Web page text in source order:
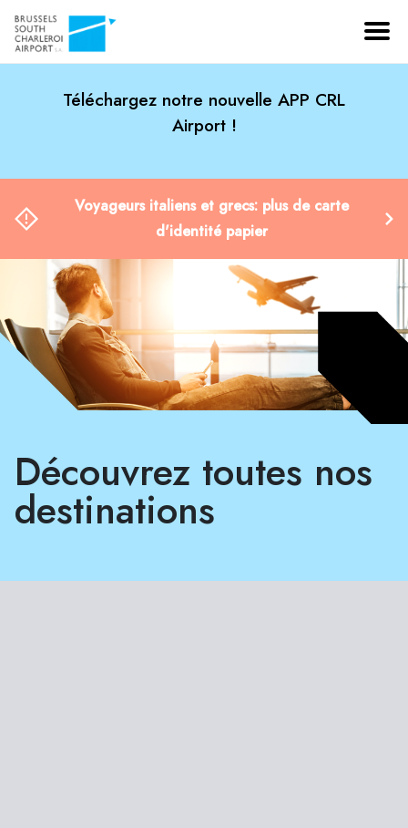
Téléchargez notre nouvelle APP CRL
Airport !
Voyageurs italiens et grecs: plus de carte
d'identité papier
Découvrez toutes nos
destinations